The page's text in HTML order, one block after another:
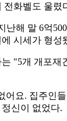
전화벨도 울
난해 말 6억
시세가 형성
"5개 개포
어요. 집주인
신이 없었다.